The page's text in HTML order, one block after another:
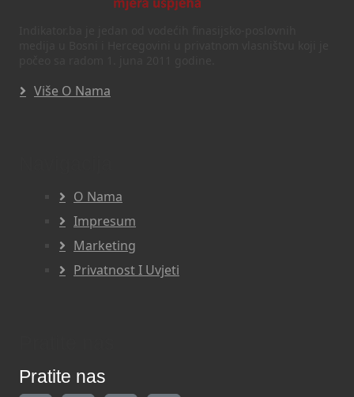
Više O Nama
O Nama
Impresum
Marketing
Privatnost I Uvjeti
Pratite nas